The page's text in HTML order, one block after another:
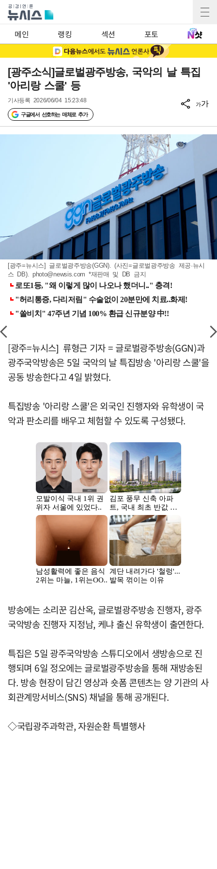
메인 랭킹 섹션 포토
[광주소식]글로벌광주방송, 국악의 날 특집
'아리랑 스쿨' 등
기사등록 2026/06/04 15:23:48
구글에서 선호하는 매체로 추가
가가
[광주=뉴시스] 글로벌광주방송(GGN). (사진=글로벌광주방송 제공·뉴시
스 DB). photo@newsis.com *재판매 및 DB 금지
[광주=뉴시스] 류형근 기자 = 글로벌광주방송(GGN)과
광주국악방송은 5일 국악의 날 특집방송 '아리랑 스쿨'을
공동 방송한다고 4일 밝혔다.
특집방송 '아리랑 스쿨'은 외국인 진행자와 유학생이 국
악과 판소리를 배우고 체험할 수 있도록 구성됐다.
방송에는 소리꾼 김산옥, 글로벌광주방송 진행자, 광주
국악방송 진행자 지정남, 케냐 출신 유학생이 출연한다.
특집은 5일 광주국악방송 스튜디오에서 생방송으로 진
행되며 6일 정오에는 글로벌광주방송을 통해 재방송된
다. 방송 현장이 담긴 영상과 숏폼 콘텐츠는 양 기관의 사
회관계망서비스(SNS) 채널을 통해 공개된다.
◇국립광주과학관, 자원순환 특별행사